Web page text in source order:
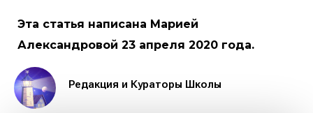
Эта статья написана Марией
Александровой 23 апреля 2020 года.
Редакция и Кураторы Школы